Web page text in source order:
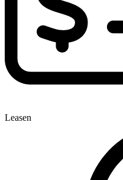
Leasen